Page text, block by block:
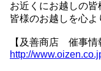
お近くにお越しの皆
皆様のお越しを心よ
【及善商店 催事情
http://